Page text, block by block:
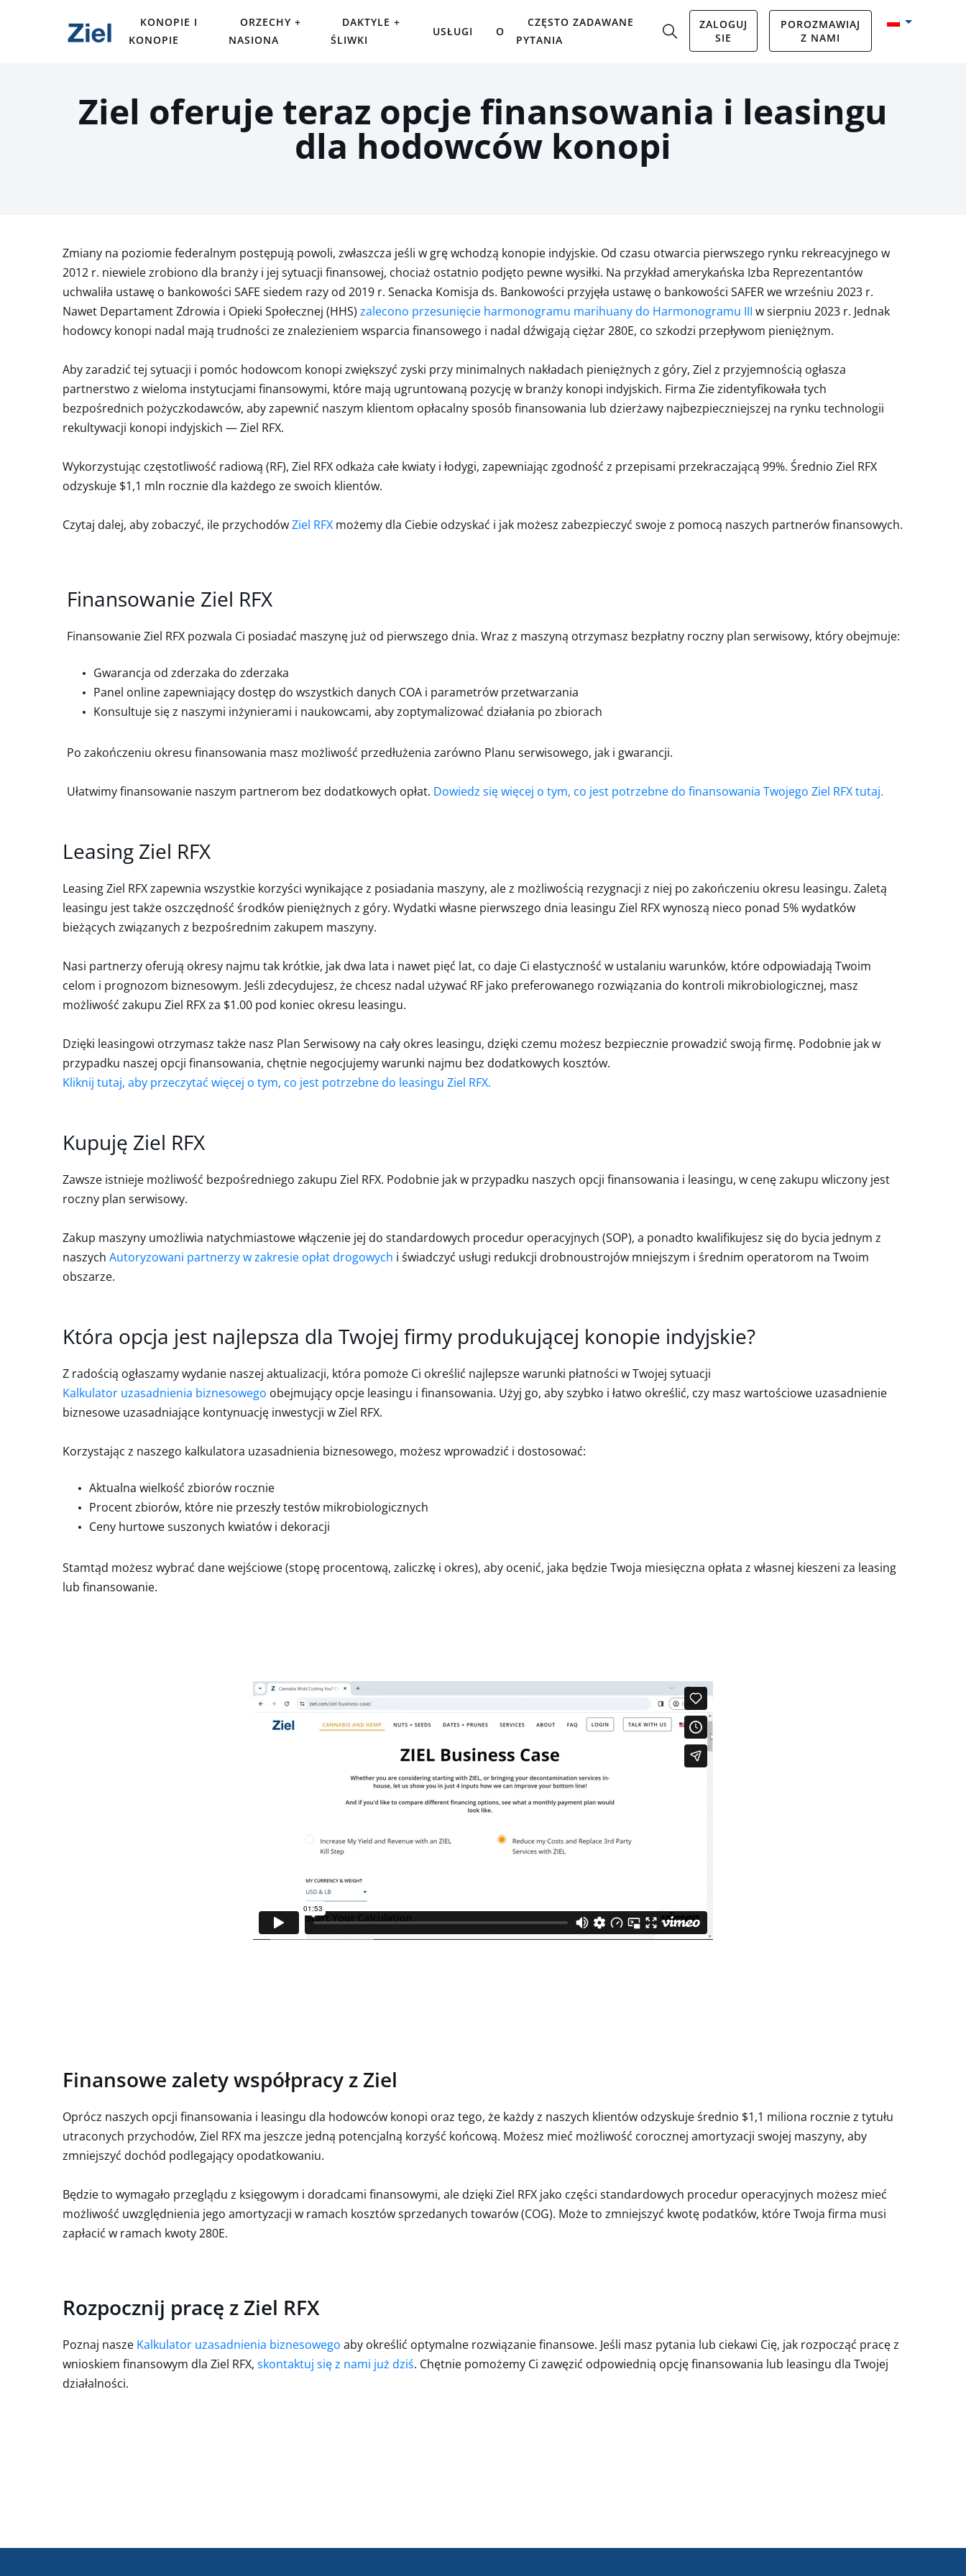
KONOPIE I
KONOPIE
ORZECHY +
NASIONA
DAKTYLE +
ŚLIWKI
USŁUGI O
CZĘSTO ZADAWANE
PYTANIA
ZALOGUJ
SIE
POROZMAWIAJ
Z NAMI
Ziel oferuje teraz opcje finansowania i leasingu
dla hodowców konopi
Zmiany na poziomie federalnym postępują powoli, zwłaszcza jeśli w grę wchodzą konopie indyjskie. Od czasu otwarcia pierwszego rynku rekreacyjnego w
2012 r. niewiele zrobiono dla branży i jej sytuacji finansowej, chociaż ostatnio podjęto pewne wysiłki. Na przykład amerykańska Izba Reprezentantów
uchwaliła ustawę o bankowości SAFE siedem razy od 2019 r. Senacka Komisja ds. Bankowości przyjęła ustawę o bankowości SAFER we wrześniu 2023 r.
Nawet Departament Zdrowia i Opieki Społecznej (HHS) zalecono przesunięcie harmonogramu marihuany do Harmonogramu III w sierpniu 2023 r. Jednak
hodowcy konopi nadal mają trudności ze znalezieniem wsparcia finansowego i nadal dźwigają ciężar 280E, co szkodzi przepływom pieniężnym.
Aby zaradzić tej sytuacji i pomóc hodowcom konopi zwiększyć zyski przy minimalnych nakładach pieniężnych z góry, Ziel z przyjemnością ogłasza
partnerstwo z wieloma instytucjami finansowymi, które mają ugruntowaną pozycję w branży konopi indyjskich. Firma Zie zidentyfikowała tych
bezpośrednich pożyczkodawców, aby zapewnić naszym klientom opłacalny sposób finansowania lub dzierżawy najbezpieczniejszej na rynku technologii
rekultywacji konopi indyjskich — Ziel RFX.
Wykorzystując częstotliwość radiową (RF), Ziel RFX odkaża całe kwiaty i łodygi, zapewniając zgodność z przepisami przekraczającą 99%. Średnio Ziel RFX
odzyskuje $1,1 mln rocznie dla każdego ze swoich klientów.
Czytaj dalej, aby zobaczyć, ile przychodówZiel RFX możemy dla Ciebie odzyskać i jak możesz zabezpieczyć swoje z pomocą naszych partnerów finansowych.
Finansowanie Ziel RFX
Finansowanie Ziel RFX pozwala Ci posiadać maszynę już od pierwszego dnia. Wraz z maszyną otrzymasz bezpłatny roczny plan serwisowy, który obejmuje:
Gwarancja od zderzaka do zderzaka
Panel online zapewniający dostęp do wszystkich danych COA i parametrów przetwarzania
Konsultuje się z naszymi inżynierami i naukowcami, aby zoptymalizować działania po zbiorach
Po zakończeniu okresu finansowania masz możliwość przedłużenia zarówno Planu serwisowego, jak i gwarancji.
Ułatwimy finansowanie naszym partnerom bez dodatkowych opłat. Dowiedz się więcej o tym, co jest potrzebne do finansowania Twojego Ziel RFX tutaj.
Leasing Ziel RFX
Leasing Ziel RFX zapewnia wszystkie korzyści wynikające z posiadania maszyny, ale z możliwością rezygnacji z niej po zakończeniu okresu leasingu. Zaletą
leasingu jest także oszczędność środków pieniężnych z góry. Wydatki własne pierwszego dnia leasingu Ziel RFX wynoszą nieco ponad 5% wydatków
bieżących związanych z bezpośrednim zakupem maszyny.
Nasi partnerzy oferują okresy najmu tak krótkie, jak dwa lata i nawet pięć lat, co daje Ci elastyczność w ustalaniu warunków, które odpowiadają Twoim
celom i prognozom biznesowym. Jeśli zdecydujesz, że chcesz nadal używać RF jako preferowanego rozwiązania do kontroli mikrobiologicznej, masz
możliwość zakupu Ziel RFX za $1.00 pod koniec okresu leasingu.
Dzięki leasingowi otrzymasz także nasz Plan Serwisowy na cały okres leasingu, dzięki czemu możesz bezpiecznie prowadzić swoją firmę. Podobnie jak w
przypadku naszej opcji finansowania, chętnie negocjujemy warunki najmu bez dodatkowych kosztów.
Kliknij tutaj, aby przeczytać więcej o tym, co jest potrzebne do leasingu Ziel RFX.
Kupuję Ziel RFX
Zawsze istnieje możliwość bezpośredniego zakupu Ziel RFX. Podobnie jak w przypadku naszych opcji finansowania i leasingu, w cenę zakupu wliczony jest
roczny plan serwisowy.
Zakup maszyny umożliwia natychmiastowe włączenie jej do standardowych procedur operacyjnych (SOP), a ponadto kwalifikujesz się do bycia jednym z
naszych Autoryzowani partnerzy w zakresie opłat drogowych i świadczyć usługi redukcji drobnoustrojów mniejszym i średnim operatorom na Twoim
obszarze.
Która opcja jest najlepsza dla Twojej firmy produkującej konopie indyjskie?
Z radością ogłaszamy wydanie naszej aktualizacji, która pomoże Ci określić najlepsze warunki płatności w Twojej sytuacji
Kalkulator uzasadnienia biznesowego obejmujący opcje leasingu i finansowania. Użyj go, aby szybko i łatwo określić, czy masz wartościowe uzasadnienie
biznesowe uzasadniające kontynuację inwestycji w Ziel RFX.
Korzystając z naszego kalkulatora uzasadnienia biznesowego, możesz wprowadzić i dostosować:
Aktualna wielkość zbiorów rocznie
Procent zbiorów, które nie przeszły testów mikrobiologicznych
Ceny hurtowe suszonych kwiatów i dekoracji
Stamtąd możesz wybrać dane wejściowe (stopę procentową, zaliczkę i okres), aby ocenić, jaka będzie Twoja miesięczna opłata z własnej kieszeni za leasing
lub finansowanie.
Finansowe zalety współpracy z Ziel
Oprócz naszych opcji finansowania i leasingu dla hodowców konopi oraz tego, że każdy z naszych klientów odzyskuje średnio $1,1 miliona rocznie z tytułu
utraconych przychodów, Ziel RFX ma jeszcze jedną potencjalną korzyść końcową. Możesz mieć możliwość corocznej amortyzacji swojej maszyny, aby
zmniejszyć dochód podlegający opodatkowaniu.
Będzie to wymagało przeglądu z księgowym i doradcami finansowymi, ale dzięki Ziel RFX jako części standardowych procedur operacyjnych możesz mieć
możliwość uwzględnienia jego amortyzacji w ramach kosztów sprzedanych towarów (COG). Może to zmniejszyć kwotę podatków, które Twoja firma musi
zapłacić w ramach kwoty 280E.
Rozpocznij pracę z Ziel RFX
Poznaj nasze Kalkulator uzasadnienia biznesowego aby określić optymalne rozwiązanie finansowe. Jeśli masz pytania lub ciekawi Cię, jak rozpocząć pracę z
wnioskiem finansowym dla Ziel RFX, skontaktuj się z nami już dziś. Chętnie pomożemy Ci zawęzić odpowiednią opcję finansowania lub leasingu dla Twojej
działalności.